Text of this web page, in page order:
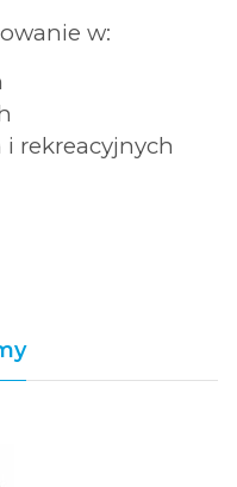
w:
rekreacyjnych